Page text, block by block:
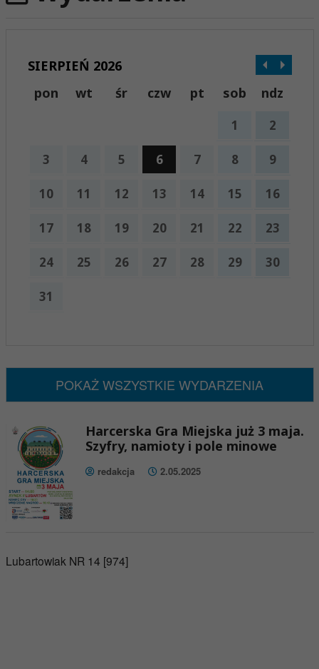
SIERPIEŃ 2026
pon
wt śr czw pt sob ndz
1 2
3 4 5 6 7 8 9
10 11 12 13 14 15 16
17 18 19 20 21 22 23
24 25 26 27 28 29 30
31
POKAŻ WSZYSTKIE WYDARZENIA
Harcerska Gra Miejska już 3 maja.
Szyfry, namioty i pole minowe
redakcja 2.05.2025
Lubartowiak NR 14 [974]